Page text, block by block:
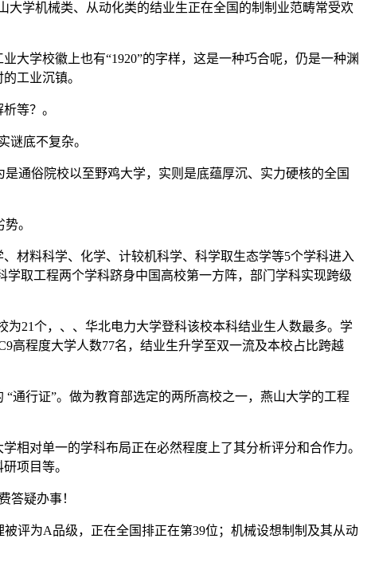
学机械类、从动化类的结业生正在全国的制制业范畴常受欢
学校徽上也有“1920”的字样，这是一种巧合呢，仍是一种渊
工业沉镇。
等？。
底不复杂。
通俗院校以至野鸡大学，实则是底蕴厚沉、实力硬核的全国
。
料科学、化学、计较机科学、科学取生态学等5个学科进入
取工程两个学科跻身中国高校第一方阵，部门学科实现跨级
21个，、、华北电力大学登科该校本科结业生人数最多。学
高程度大学人数77名，结业生升学至双一流及本校占比跨越
行证”。做为教育部选定的两所高校之一，燕山大学的工程
对单一的学科布局正在必然程度上了其分析评分和合作力。
项目等。
答疑办事！
评为A品级，正在全国排正在第39位；机械设想制制及其从动